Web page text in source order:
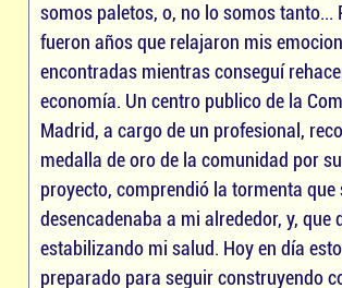
somos paletos, o, no lo somos tanto...
fueron años que relajaron mis
encontradas mientras conseguí
economía. Un centro publico de la
Madrid, a cargo de un profesional,
medalla de oro de la comunidad por
proyecto, comprendió la tormenta que
desencadenaba a mi alrededor, y, que
estabilizando mi salud. Hoy en día
preparado para seguir construyendo